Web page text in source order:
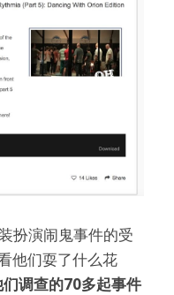
扮演闹鬼事件的受
他们耍了什么花
调查的70多起事件